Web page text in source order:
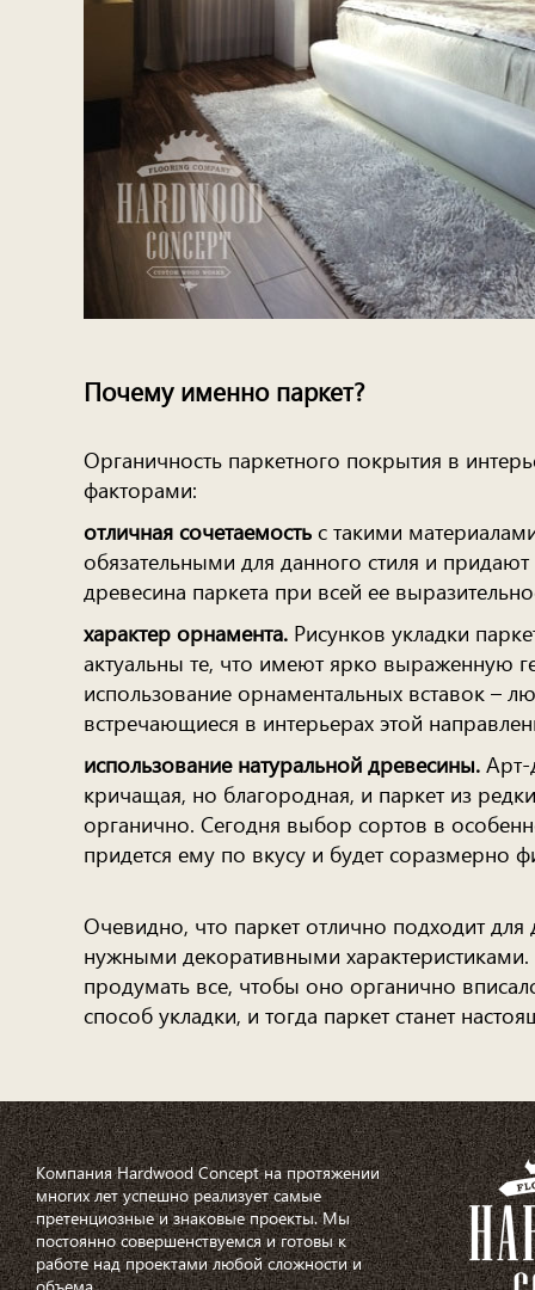
Почему именно паркет?
Органичность паркетного покрытия в
факторами:
отличная сочетаемость с такими
обязательными для данного стиля и
древесина паркета при всей ее
характер орнамента. Рисунков укладки
актуальны те, что имеют ярко выраженную
использование орнаментальных вставок –
встречающиеся в интерьерах этой
использование натуральной древесины. Арт-
кричащая, но благородная, и паркет из
органично. Сегодня выбор сортов в
придется ему по вкусу и будет соразмерно
Очевидно, что паркет отлично подходит
нужными декоративными
продумать все, чтобы оно органично
способ укладки, и тогда паркет станет
Компания Hardwood Concept на протяжении
многих лет успешно реализует самые
претенциозные и знаковые проекты. Мы
постоянно совершенствуемся и готовы к
работе над проектами любой сложности и